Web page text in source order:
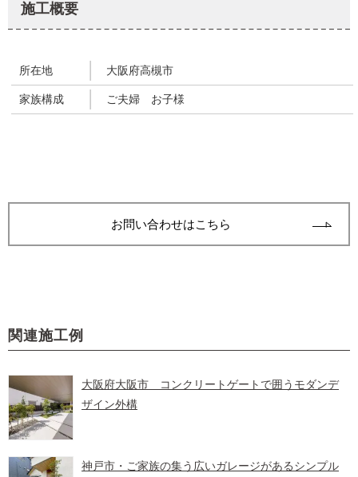
施工概要
所在地 大阪府高槻市
家族構成 ご夫婦 お子様
お問い合わせはこちら
関連施工例
大阪府大阪市 コンクリートゲートで囲うモダンデ
ザイン外構
神戸市・ご家族の集う広いガレージがあるシンプル